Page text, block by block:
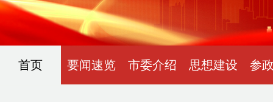
首页 要闻速览 市委介绍 思想建设 参